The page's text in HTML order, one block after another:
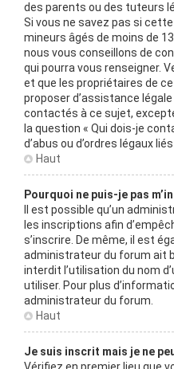
des parents ou des tuteurs
Si vous ne savez pas si
mineurs âgés de moins de
nous vous conseillons de
qui pourra vous renseigner.
et que les propriétaires de
proposer d’assistance
contactés à ce sujet,
la question « Qui dois-je
d’abus ou d’ordres légaux
Haut
Pourquoi ne puis-je pas
Il est possible qu’un
les inscriptions afin
s’inscrire. De même, il est
administrateur du forum ait
interdit l’utilisation du nom
utiliser. Pour plus
administrateur du forum.
Haut
Je suis inscrit mais je ne